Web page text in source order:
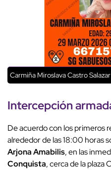
Carmiña Miroslava Castro Salazar
Intercepción
De acuerdo con los primeros
alrededor de las 18:00 horas
Arjona Amabilis, en las
Conquista, cerca de la plaza